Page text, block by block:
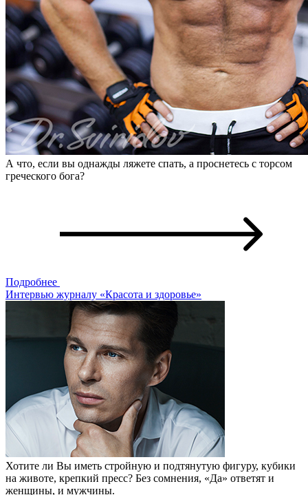
А что, если вы однажды ляжете спать, а проснетесь с торсом
греческого бога?
Подробнее
Интервью журналу «Красота и здоровье»
Хотите ли Вы иметь стройную и подтянутую фигуру, кубики
на животе, крепкий пресс? Без сомнения, «Да» ответят и
женщины, и мужчины.